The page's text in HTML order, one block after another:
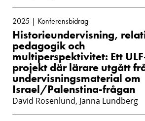
2025 | Konferensbidrag
Historieundervisning,
pedagogik och
multiperspektivitet: Ett
projekt där lärare utgått
undervisningsmaterial om
Israel/Palenstina-frågan
David Rosenlund, Janna Lundberg